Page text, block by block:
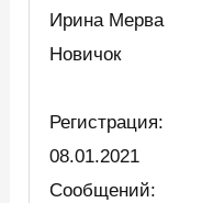
Ирина Мерва
Новичок
Регистрация:
08.01.2021
Сообщений: